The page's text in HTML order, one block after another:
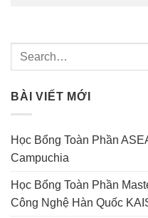
BÀI VIẾT MỚI
Học Bổng Toàn Phần
Campuchia
Học Bổng Toàn Phần
Công Nghệ Hàn Quốc